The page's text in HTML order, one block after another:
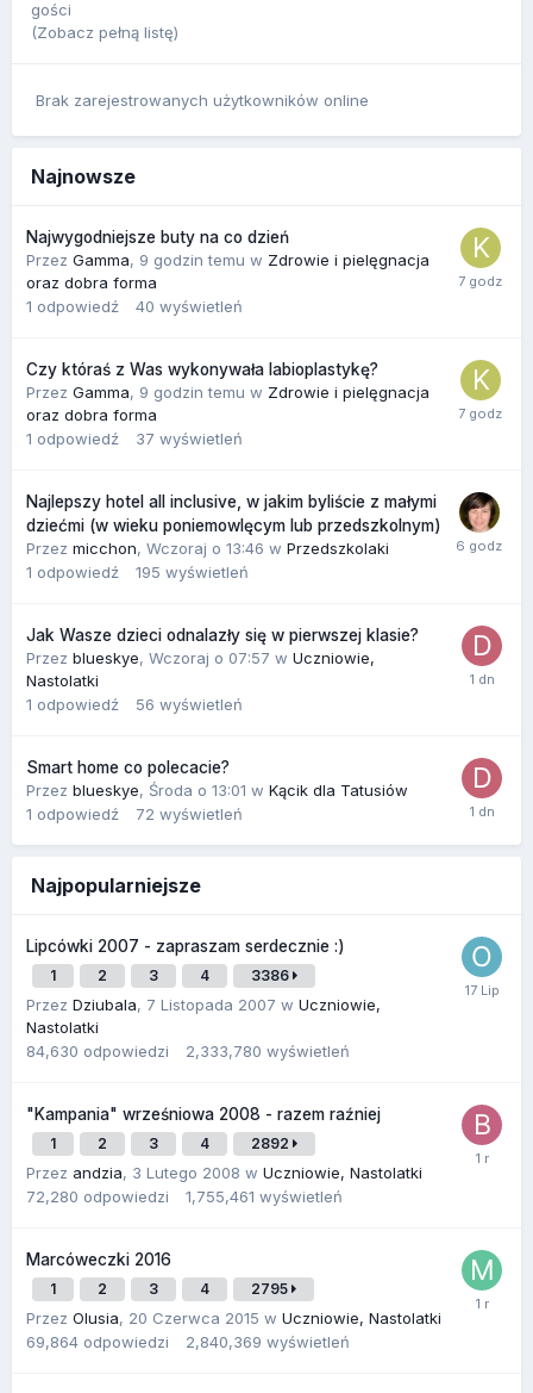
gości
(Zobacz pełną listę)
Brak zarejestrowanych użytkowników online
Najnowsze
Najwygodniejsze buty na co dzień
Przez Gamma, 9 godzin temu w Zdrowie i pielęgnacja
oraz dobra forma
1 odpowiedź 40 wyświetleń
Czy któraś z Was wykonywała labioplastykę?
Przez Gamma, 9 godzin temu w Zdrowie i pielęgnacja
oraz dobra forma
1 odpowiedź 37 wyświetleń
Najlepszy hotel all inclusive, w jakim byliście z małymi
dziećmi (w wieku poniemowlęcym lub przedszkolnym)
Przez micchon, Wczoraj o 13:46 w Przedszkolaki
1 odpowiedź 195 wyświetleń
Jak Wasze dzieci odnalazły się w pierwszej klasie?
Przez blueskye, Wczoraj o 07:57 w Uczniowie,
Nastolatki
1 odpowiedź 56 wyświetleń
Smart home co polecacie?
Przez blueskye, Środa o 13:01 w Kącik dla Tatusiów
1 odpowiedź 72 wyświetleń
Najpopularniejsze
Lipcówki 2007 - zapraszam serdecznie :)
1 2 3 4 3386
Przez Dziubala, 7 Listopada 2007 w Uczniowie,
Nastolatki
84,630 odpowiedzi 2,333,780 wyświetleń
"Kampania" wrześniowa 2008 - razem raźniej
1 2 3 4 2892
Przez andzia, 3 Lutego 2008 w Uczniowie, Nastolatki
72,280 odpowiedzi 1,755,461 wyświetleń
Marcóweczki 2016
1 2 3 4 2795
Przez Olusia, 20 Czerwca 2015 w Uczniowie, Nastolatki
69,864 odpowiedzi 2,840,369 wyświetleń